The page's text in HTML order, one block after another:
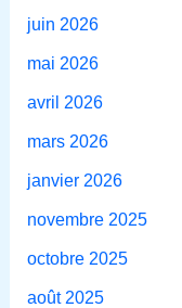
juin 2026
mai 2026
avril 2026
mars 2026
janvier 2026
novembre 2025
octobre 2025
août 2025